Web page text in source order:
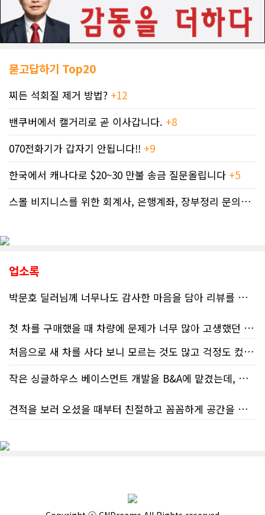
묻고답하기 Top20
찌든 석회질 제거 방법? +12
밴쿠버에서 캘거리로 곧 이사갑니다. +8
070전화기가 갑자기 안됩니다!! +9
한국에서 캐나다로 $20~30 만불 송금 질문올립니다 +5
스몰 비지니스를 위한 회계사, 은행계좌, 장부정리 문의드립니다.
업소록
박문호 딜러님께 너무나도 감사한 마음을 담아 리뷰를 남깁니다.
첫 차를 구매했을 때 차량에 문제가 너무 많아 고생했던 경험이 있어서, 이번에는 정말 신중하게 고민하고 꼼꼼하게 알아본 후 차를 구매하고 싶었습니다. 그러던 중 사우스포인트의 박문호 딜러님을 만나면서 그동안의 고민이 모두 해결되었습니다.
처음 차량을 선택하는 과정부터 저에게 맞는 차량을 추천해 주셨고, 그 차량의 장단점과 다양한 기능까지 하나하나 자세하게 설명해 주셔서 큰 도움이 되었습니다. 원래는 새 차를 받기까지 4~5개월 정도 기다려야 한다고 들었는데, 딜러님의 노력 덕분에 한 달 만에 차량을 받을 수 있었습니다.
차량을 인수하는 날에도 시간이 오래 걸렸음에도 불구하고 모든 기능을 하나씩 직접 설명해 주시고, 앞으로 차량을 관리하면서 꼭 확인해야 할 부분과 유용한 팁까지 꼼꼼하게 알려주셨습니다. 차에 대해 잘 모르는 저에게는 정말 큰 도움이 되었습니다.
그동안 만났던 딜러분들은 차량을 판매하는 데 집중하시는 경우가 많았는데, 박문호 딜러님은 고객의 입장에서 무엇이 가장 좋은 선택인지 먼저 생각해 주셨습니다. 마치 가족을 대하듯 작은 부분까지 세심하게 챙겨 주시는 모습에 큰 감동을 받았습니다.
처음으로 새 차를 사다 보니 모르는 것도 많고 걱정도 컸는데 박문호 딜러님 덕분에 전 과정이 너무나 편안하고 만족스러웠습니다! 상담하는 내내 꼼꼼하게 설명해 주신 것은 물론, 복잡한 서류 절차와 차량 옵션 체크까지 세심하게 챙겨주셔서 마음이 정말 든든했습니다. 차량 출고 날에도 긴 시간 할애해 가며 기능을 친절하게 하나하나 설명해 주셔서 큰 도움이 되었는데요, 특히 정비사 출신이셔서 그런지 디테일한 부분까지 전문적으로 말씀해 주셔서 신뢰가 팍팍 갔습니다 ?? 다른분 리뷰에도 있지만 마지막에 "진짜 서비스는 이제부터 시작"이라는 진심어린 말씀에는 깊은 감동을 받았습니다. 앞으로 주변에 차 구매하려는 분이 있다면 무조건 박문호 딜러님 강력 추천입니다! 신경 써주셔서 진심으로 감사드리며, 늘 건강하시고 번창하시길 바랍니다 :)
작은 싱글하우스 베이스먼트 개발을 B&A에 맡겼는데, 처음부터 끝까지 정말 만족스러운 경험이었습니다.
견적을 보러 오셨을 때부터 친절하고 꼼꼼하게 공간을 확인해 주셨고, 여러 옵션이 포함된 견적 금액도 다른 업체들과 비교했을 때 매우 합리적이었습니다.
무엇보다 작은 베이스먼트 공간을 밝고 깔끔하면서도 가족 모두가 편하게 사용할 수 있는 공간으로 완성해 주셔서 정말 만족합니다. 특히 아이들과 함께 즐겁게 시간을 보낼 수 있는 공간이 되어 더욱 뜻깊습니다.